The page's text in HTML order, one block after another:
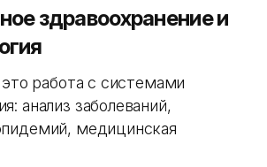
здравоохранение и
работа с системами
анализ заболеваний,
медицинская